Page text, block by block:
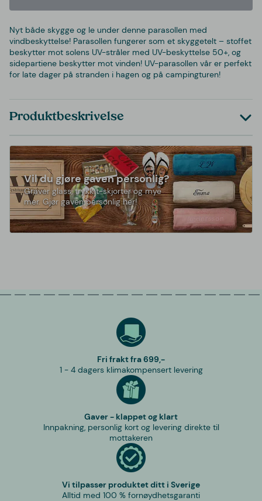
Nyt både skygge og le under denne parasollen med
vindbeskyttelse! Parasollen fungerer som et skyggetelt – stoffet
beskytter mot solens UV-stråler med UV-beskyttelse 50+, og
sidepartiene beskytter mot vinden! UV-parasollen vår er perfekt
for late dager på stranden i hagen og på campingturen!
Produktbeskrivelse
Vil du gjøre gaven personlig?
Graver glass, trykk t-skjorter og mye
mer. Gjør gaven personlig her!
Fri frakt fra 699,-
1 - 4 dagers klimakompensert levering
Gaver - klappet og klart
Innpakning, personlig kort og levering direkte til
mottakeren
Vi tilpasser produktet ditt i Sverige
Alltid med 100 % fornøydhetsgaranti